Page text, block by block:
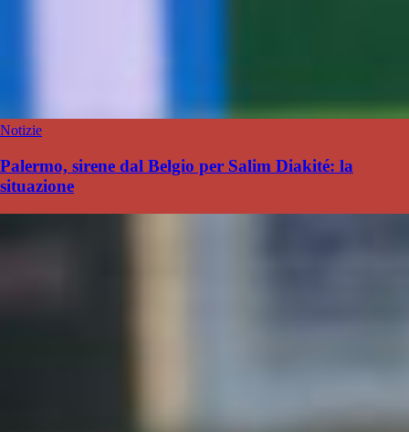
Notizie
Palermo, sirene dal Belgio per Salim Diakité: la
situazione